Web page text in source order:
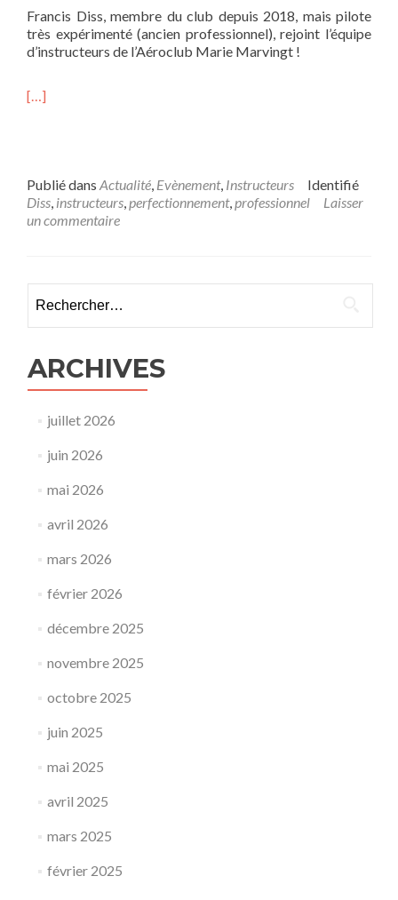
Francis Diss, membre du club depuis 2018, mais pilote
très expérimenté (ancien professionnel), rejoint l’équipe
d’instructeurs de l’Aéroclub Marie Marvingt !
[…]
Publié dans Actualité, Evènement, Instructeurs
Identifié
Diss, instructeurs,perfectionnement,professionnel
Laisser
un commentaire
ARCHIVES
juillet 2026
juin 2026
mai 2026
avril 2026
mars 2026
février 2026
décembre 2025
novembre 2025
octobre 2025
juin 2025
mai 2025
avril 2025
mars 2025
février 2025